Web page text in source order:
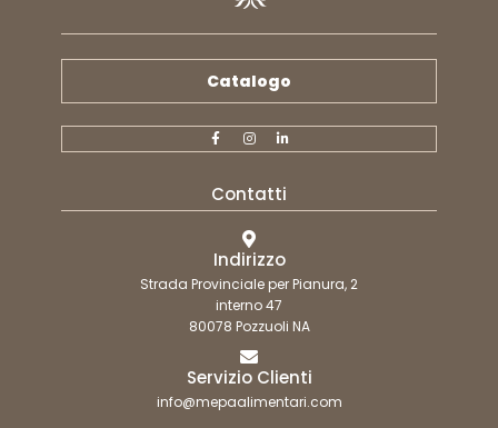
Catalogo
Contatti
Indirizzo
Strada Provinciale per Pianura, 2
interno 47
80078 Pozzuoli NA
Servizio Clienti
info@mepaalimentari.com